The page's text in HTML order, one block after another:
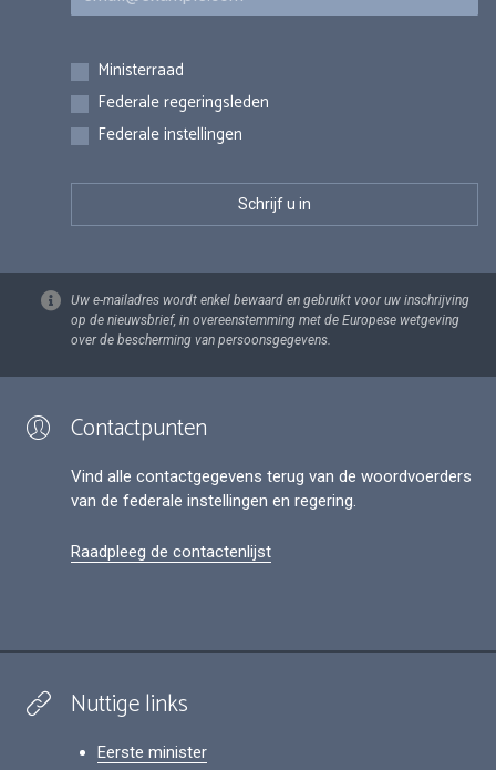
Inschrijvingen
Ministerraad
Federale regeringsleden
Federale instellingen
Uw e-mailadres wordt enkel bewaard en gebruikt voor uw inschrijving
op de nieuwsbrief, in overeenstemming met de Europese wetgeving
over de bescherming van persoonsgegevens.
Contactpunten
Vind alle contactgegevens terug van de woordvoerders
van de federale instellingen en regering.
Raadpleeg de contactenlijst
Nuttige links
Eerste minister